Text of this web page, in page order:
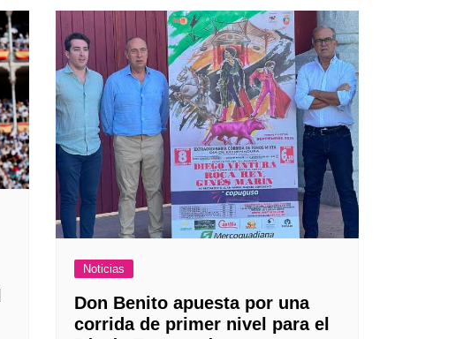
Noticias
Don Benito apuesta por una
corrida de primer nivel para el